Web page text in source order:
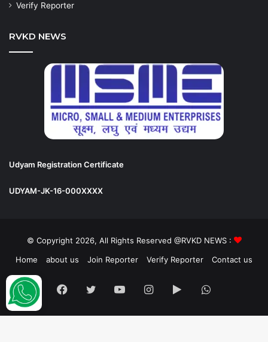
Verify Reporter
RVKD NEWS
Udyam Registration Certificate
UDYAM-JK-16-000XXXX
© Copyright 2026, All Rights Reserved @RVKD NEWS :
Home
about us Join Reporter Verify Reporter Contact us
Facebook
TwitterYouTubeInstagram
Google
Play
WhatsApp